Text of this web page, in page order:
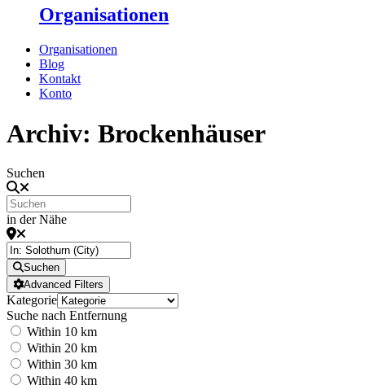
Organisationen
Organisationen
Blog
Kontakt
Konto
Archiv: Brockenhäuser
Suchen
in der Nähe
Suchen
Advanced Filters
Kategorie
Suche nach Entfernung
Within 10 km
Within 20 km
Within 30 km
Within 40 km